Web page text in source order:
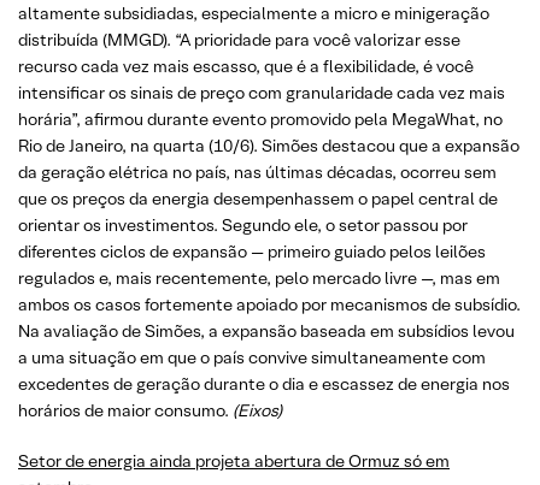
altamente subsidiadas, especialmente a micro e minigeração
distribuída (MMGD). “A prioridade para você valorizar esse
recurso cada vez mais escasso, que é a flexibilidade, é você
intensificar os sinais de preço com granularidade cada vez mais
horária”, afirmou durante evento promovido pela MegaWhat, no
Rio de Janeiro, na quarta (10/6). Simões destacou que a expansão
da geração elétrica no país, nas últimas décadas, ocorreu sem
que os preços da energia desempenhassem o papel central de
orientar os investimentos. Segundo ele, o setor passou por
diferentes ciclos de expansão — primeiro guiado pelos leilões
regulados e, mais recentemente, pelo mercado livre —, mas em
ambos os casos fortemente apoiado por mecanismos de subsídio.
Na avaliação de Simões, a expansão baseada em subsídios levou
a uma situação em que o país convive simultaneamente com
excedentes de geração durante o dia e escassez de energia nos
horários de maior consumo. (Eixos)
Setor de energia ainda projeta abertura de Ormuz só em